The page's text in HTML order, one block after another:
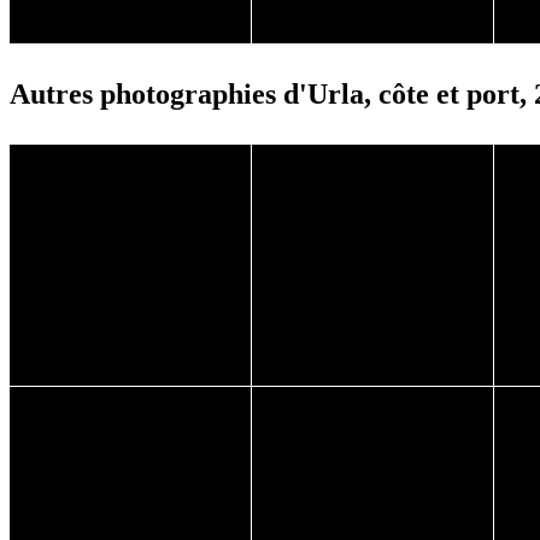
Autres photographies d'Urla, côte et port,